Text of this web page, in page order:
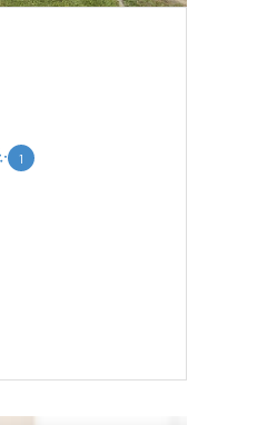
1